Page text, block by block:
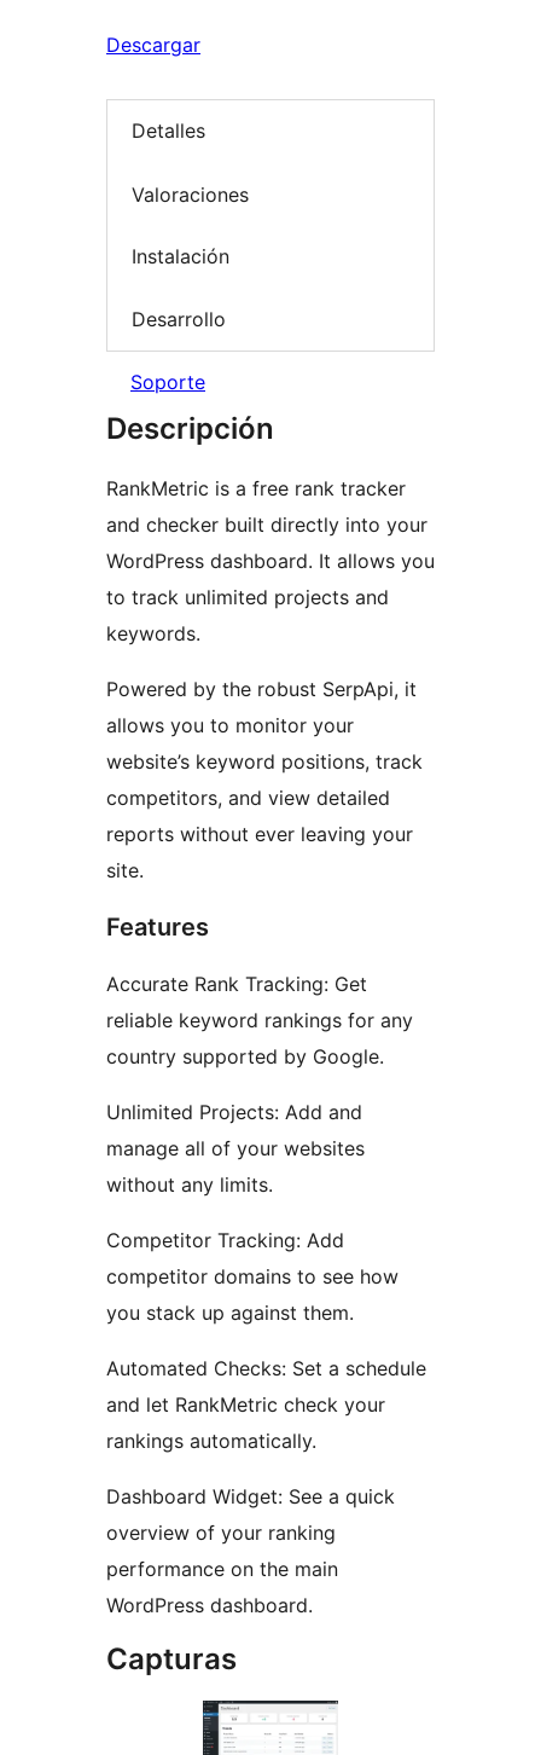
Descargar
Detalles
Valoraciones
Instalación
Desarrollo
Soporte
Descripción
RankMetric is a free rank tracker
and checker built directly into your
WordPress dashboard. It allows you
to track unlimited projects and
keywords.
Powered by the robust SerpApi, it
allows you to monitor your
website’s keyword positions, track
competitors, and view detailed
reports without ever leaving your
site.
Features
Accurate Rank Tracking: Get
reliable keyword rankings for any
country supported by Google.
Unlimited Projects: Add and
manage all of your websites
without any limits.
Competitor Tracking: Add
competitor domains to see how
you stack up against them.
Automated Checks: Set a schedule
and let RankMetric check your
rankings automatically.
Dashboard Widget: See a quick
overview of your ranking
performance on the main
WordPress dashboard.
Capturas